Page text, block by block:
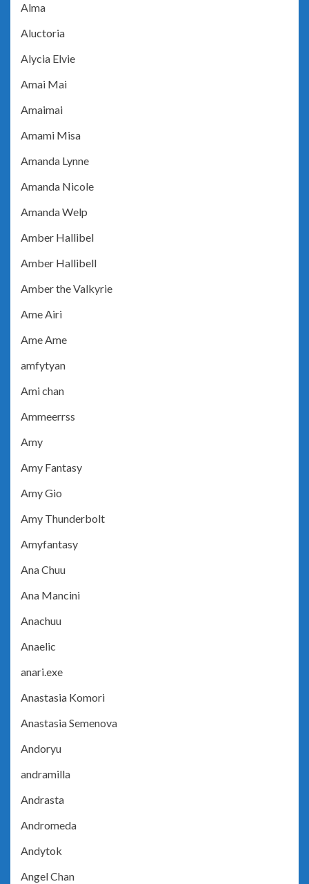
Alma
Aluctoria
Alycia Elvie
Amai Mai
Amaimai
Amami Misa
Amanda Lynne
Amanda Nicole
Amanda Welp
Amber Hallibel
Amber Hallibell
Amber the Valkyrie
Ame Airi
Ame Ame
amfytyan
Ami chan
Ammeerrss
Amy
Amy Fantasy
Amy Gio
Amy Thunderbolt
Amyfantasy
Ana Chuu
Ana Mancini
Anachuu
Anaelic
anari.exe
Anastasia Komori
Anastasia Semenova
Andoryu
andramilla
Andrasta
Andromeda
Andytok
Angel Chan